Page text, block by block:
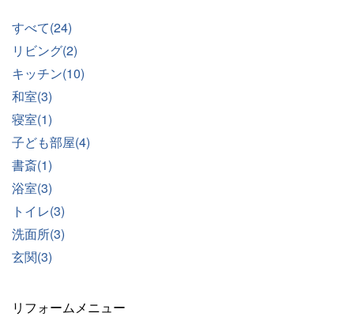
すべて(24)
リビング(2)
キッチン(10)
和室(3)
寝室(1)
子ども部屋(4)
書斎(1)
浴室(3)
トイレ(3)
洗面所(3)
玄関(3)
リフォームメニュー